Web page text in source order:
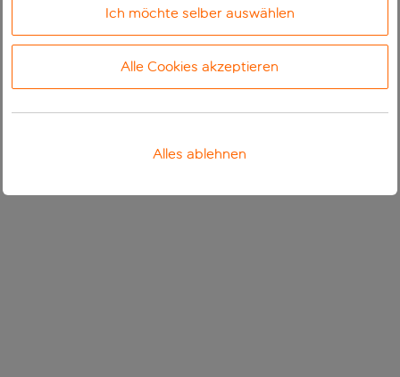
Ich möchte selber auswählen
Alle Cookies akzeptieren
Alles ablehnen